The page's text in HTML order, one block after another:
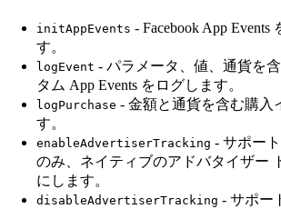
initAppEvents - Facebook App Events
す。
logEvent - パラメータ、値、通貨を
タム App Events をログします。
logPurchase - 金額と通貨を含む購入
す。
enableAdvertiserTracking - サポー
のみ、ネイティブのアドバタイザー
にします。
disableAdvertiserTracking - サポー